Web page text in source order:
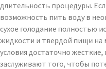
длительность процедуры.
возможность пить воду в
сухое голодание полностью
жидкости и твердой пищи на
условия достаточно
заслуживают того, чтобы